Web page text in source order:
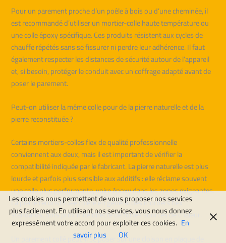
Pour un parement proche d’un poêle à bois ou d’une cheminée, il
est recommandé d’utiliser un mortier-colle haute température ou
une colle époxy spécifique. Ces produits résistent aux cycles de
chauffe répétés sans se fissurer ni perdre leur adhérence. Il faut
également respecter les distances de sécurité autour de l’appareil
et, si besoin, protéger le conduit avec un coffrage adapté avant de
poser le parement.
Peut-on utiliser la même colle pour de la pierre naturelle et de la
pierre reconstituée ?
Certains mortiers-colles flex de qualité professionnelle
conviennent aux deux, mais il est important de vérifier la
compatibilité indiquée par le fabricant. La pierre naturelle est plus
lourde et parfois plus sensible aux additifs : elle réclame souvent
une colle plus performante, voire époxy dans les zones exigeantes.
La pierre reconstituée tolère en général des mortiers flex
standards, hors proximité directe de fortes sources de chaleur.
Un parement collé peut-il se poser sur une cloison en plaque de
Les cookies nous permettent de vous proposer nos services
plus facilement. En utilisant nos services, vous nous donnez
expressément votre accord pour exploiter ces cookies. En
savoir plus
OK